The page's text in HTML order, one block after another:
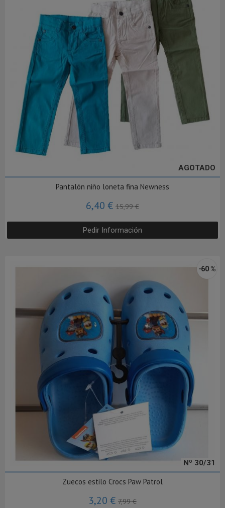
AGOTADO
Pantalón niño loneta fina Newness
6,40 € 15,99 €
Pedir Información
Nº 30/31
-60 %
Zuecos estilo Crocs Paw Patrol
3,20 € 7,99 €